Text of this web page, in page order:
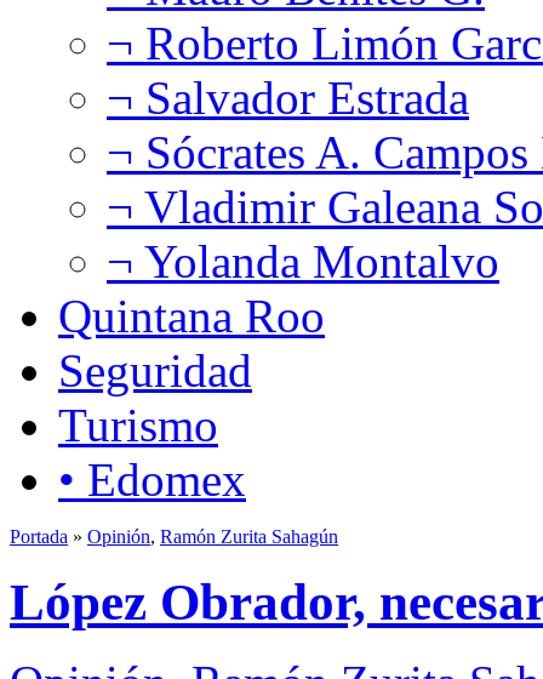
¬ Roberto Limón
¬ Salvador Estrada
¬ Sócrates A.
¬ Vladimir Galeana
¬ Yolanda Montalvo
Quintana Roo
Seguridad
Turismo
• Edomex
Portada » Opinión, Ramón Zurita Sahagún
López Obrador,